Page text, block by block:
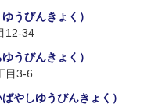
うびんきょく）
12-34
うびんきょく）
目3-6
やしゆうびんきょく）